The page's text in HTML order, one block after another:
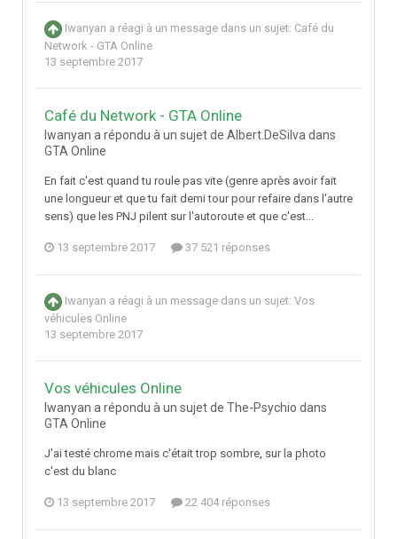
Iwanyan a réagi à un message dans un sujet: Café du
Network - GTA Online
13 septembre 2017
Café du Network - GTA Online
Iwanyan a répondu à un sujet de Albert.DeSilva dans
GTA Online
En fait c'est quand tu roule pas vite (genre après avoir fait
une longueur et que tu fait demi tour pour refaire dans l'autre
sens) que les PNJ pilent sur l'autoroute et que c'est...
13 septembre 2017 37 521 réponses
Iwanyan a réagi à un message dans un sujet: Vos
véhicules Online
13 septembre 2017
Vos véhicules Online
Iwanyan a répondu à un sujet de The-Psychio dans
GTA Online
J'ai testé chrome mais c'était trop sombre, sur la photo
c'est du blanc
13 septembre 2017 22 404 réponses